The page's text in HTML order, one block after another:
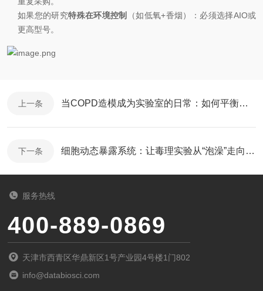
如果您的研究特殊在环境控制
（如低氧+香烟）：必须选择AIO或
更高型号。
上一条 当COPD造模成为实验室的日常：如何平衡通量、成本与合规？
下一条 细胞动态暴露系统：让毒理实验从“泡澡”走向“呼吸”
服务热线
400-889-0869
天津市西青区华鼎新区1号产业园4号楼1门802
info@databiosci.com